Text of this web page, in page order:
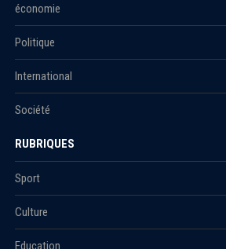
économie
Politique
International
Société
RUBRIQUES
Sport
Culture
Education